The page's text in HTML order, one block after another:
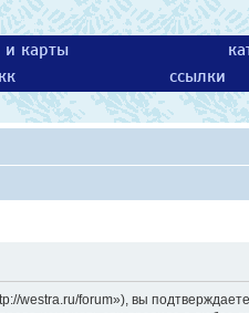
и карты
ссылки
forum»), вы